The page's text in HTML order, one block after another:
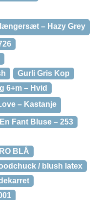
– Hazy Grey
Gurli Gris Kop
6+m – Hvid
– Kastanje
En Fant Bluse – 253
BLÅ
/ blush latex